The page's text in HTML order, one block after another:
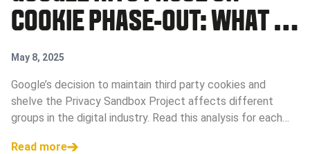
COOKIE PHASE-OUT: WHAT IT
MEANS FOR THE INDUSTRY
May 8, 2025
Google’s decision to maintain third party cookies and
shelve the Privacy Sandbox Project affects different
groups in the digital industry. Read this analysis for each
Read more